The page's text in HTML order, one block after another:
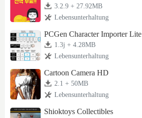
3.2.9 + 27.92MB
Lebensunterhaltung
PCGen Character Importer Lite
1.3j + 4.28MB
Lebensunterhaltung
Cartoon Camera HD
2.1 + 50MB
Lebensunterhaltung
Shioktoys Collectibles